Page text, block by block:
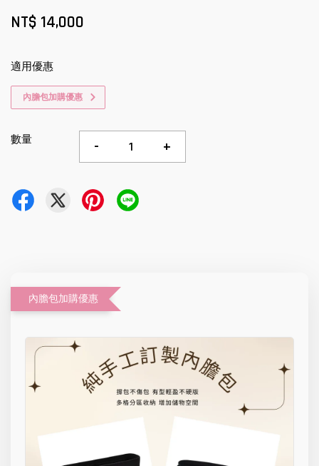
NT$ 14,000
適用優惠
內膽包加購優惠
數量 - +
內膽包加購優惠